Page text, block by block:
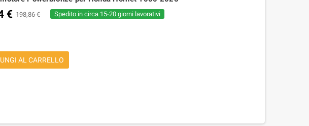
€ 198,86 € Spedito in circa 15-20 giorni lavorativi
AL CARRELLO